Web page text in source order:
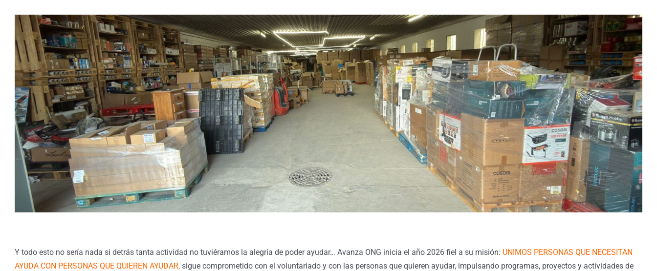
Y todo esto no sería nada si detrás tanta actividad no tuviéramos la alegría de poder ayudar… Avanza ONG inicia el año 2026 fiel a su misión: UNIMOS PERSONAS QUE NECESITAN
AYUDA CON PERSONAS QUE QUIEREN AYUDAR,sigue comprometido con el voluntariado y con las personas que quieren ayudar, impulsando programas, proyectos y actividades de